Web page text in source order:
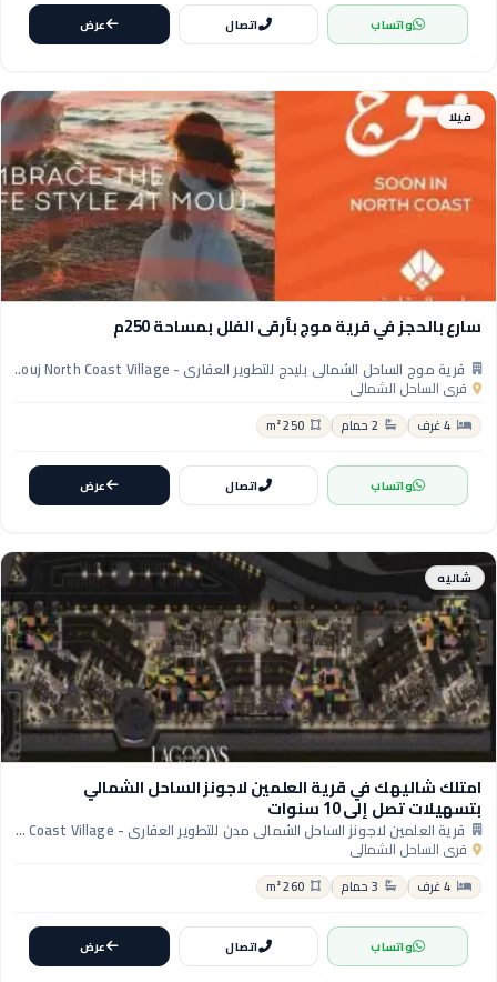
واتساب اتصال عرض
فيلا
سارع بالحجز في قرية موج بأرقى الفلل بمساحة 250م
قرية موج الساحل الشمالي بليدج للتطوير العقاري - Mouj North Coast Village
قرى الساحل الشمالي
4 غرف 2 حمام 250 m²
واتساب اتصال عرض
شاليه
امتلك شاليهك في قرية العلمين لاجونز الساحل الشمالي
بتسهيلات تصل إلى 10 سنوات
قرية العلمين لاجونز الساحل الشمالي مدن للتطوير العقاري - Al Alamein Lagoons North Coast Village
قرى الساحل الشمالي
4 غرف 3 حمام 260 m²
واتساب اتصال عرض